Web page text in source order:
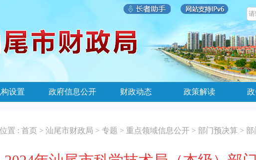
设置 政府信息公开 财政动态 政策解读
置 : 首页 > 汕尾市财政局 > 专题 > 重点领域信息公开 > 部门预决算 > 部